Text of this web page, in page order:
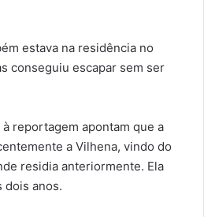
estava na residência no
conseguiu escapar sem ser
reportagem apontam que a
a Vilhena, vindo do
residia anteriormente. Ela
dois anos.